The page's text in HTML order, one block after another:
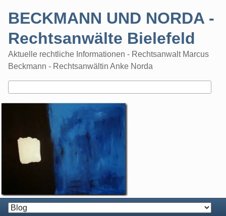
BECKMANN UND NORDA -
Rechtsanwälte Bielefeld
Aktuelle rechtliche Informationen - Rechtsanwalt Marcus
Beckmann - Rechtsanwältin Anke Norda